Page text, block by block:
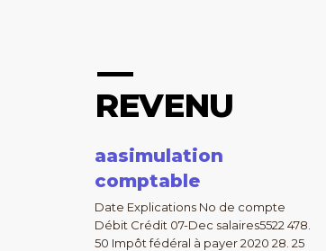
REVENU
aasimulation
comptable
Date Explications No de compte
Débit Crédit 07-Dec salaires5522 478.
50 Impôt fédéral à payer 2020 28. 25